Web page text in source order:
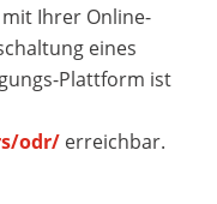
Ihrer Online-
eines
Plattform ist
odr/ erreichbar.